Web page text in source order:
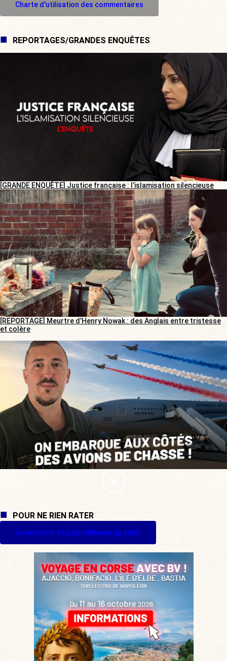
Charte d'utilisation des commentaires
REPORTAGES/GRANDES ENQUÊTES
[GRANDE ENQUÊTE] Justice française : l’islamisation silencieuse
[REPORTAGE] Meurtre d’Henry Nowak : des Anglais entre tristesse
et colère
POUR NE RIEN RATER
Je m'inscris à La Quotidienne (gratuit)